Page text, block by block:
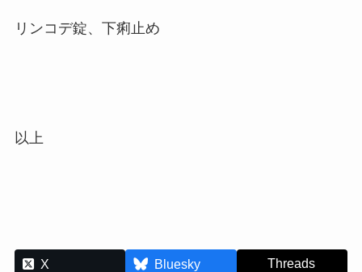
リンコデ錠、下痢止め
以上
X Bluesky Threads